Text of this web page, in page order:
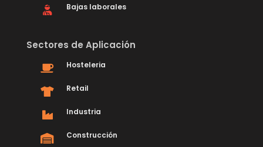
Bajas laborales
Sectores de Aplicación
Hosteleria
Retail
Industria
Construcción